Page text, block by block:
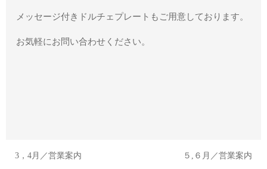
メッセージ付きドルチェプレートもご用意しております。
お気軽にお問い合わせください。
3，4月／営業案内 ５,６月／営業案内